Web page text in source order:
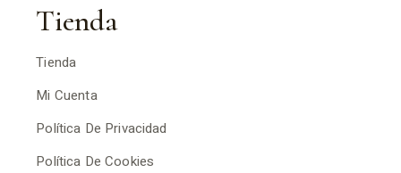
Tienda
Tienda
Mi Cuenta
Política De Privacidad
Política De Cookies